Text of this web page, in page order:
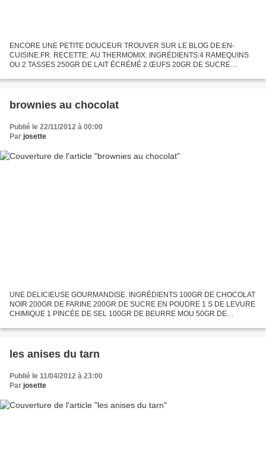
ENCORE UNE PETITE DOUCEUR TROUVER SUR LE BLOG DE:EN-
CUISINE.FR. RECETTE: AU THERMOMIX. INGRÉDIENTS:4 RAMEQUINS
OU 2 TASSES 250GR DE LAIT ÉCRÉMÉ 2 ŒUFS 20GR DE SUCRE
MAIZENA 20GR DE NOIX DE COCO...
brownies au chocolat
Publié le 22/11/2012 à 00:00
Par josette
UNE DELICIEUSE GOURMANDISE. INGRÉDIENTS 100GR DE CHOCOLAT
NOIR 200GR DE FARINE 200GR DE SUCRE EN POUDRE 1 S DE LEVURE
CHIMIQUE 1 PINCÉE DE SEL 100GR DE BEURRE MOU 50GR DE
mettre dans un...
les anises du tarn
Publié le 11/04/2012 à 23:00
Par josette